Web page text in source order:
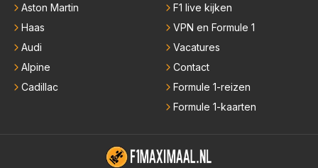
Aston Martin
Haas
Audi
Alpine
Cadillac
F1 live kijken
VPN en Formule 1
Vacatures
Contact
Formule 1-reizen
Formule 1-kaarten